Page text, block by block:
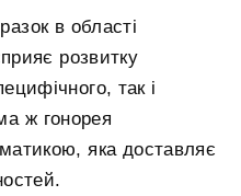
в області
розвитку
так і
ж гонорея
яка доставляє